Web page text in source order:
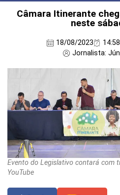
Câmara Itinerante
neste
18/08/2023 14:58
Jornalista:
Evento do Legislativo contará com
YouTube